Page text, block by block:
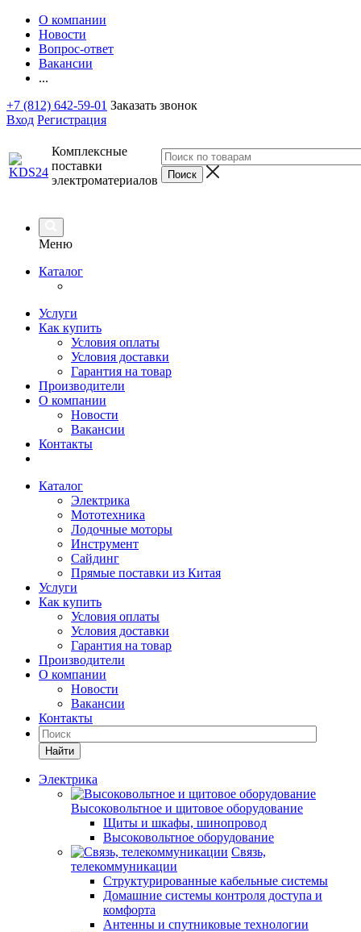
О компании
Новости
Вопрос-ответ
Вакансии
...
+7 (812) 642-59-01 Заказать звонок
Вход Регистрация
Комплексные
поставки
электроматериалов
Меню
Каталог
Услуги
Как купить
Условия оплаты
Условия доставки
Гарантия на товар
Производители
О компании
Новости
Вакансии
Контакты
Каталог
Электрика
Мототехника
Лодочные моторы
Инструмент
Сайдинг
Прямые поставки из Китая
Услуги
Как купить
Условия оплаты
Условия доставки
Гарантия на товар
Производители
О компании
Новости
Вакансии
Контакты
Найти
Электрика
Высоковольтное и щитовое оборудование
Щиты и шкафы, шинопровод
Высоковольтное оборудование
Связь,
телекоммуникации
Структурированные кабельные системы
Домашние системы контроля доступа и
комфорта
Антенны и спутниковые технологии